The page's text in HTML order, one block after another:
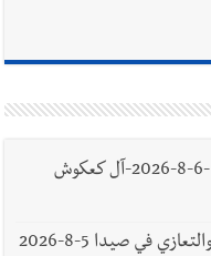
الصيد المهملة
وفاة الحاجة رقية محمد حمودة -الدفن -6-8-2026-آل كعكوش
وفاة مصطفى محمد موسى 3-8-2026 والتعازي في صيدا 5-8-2026